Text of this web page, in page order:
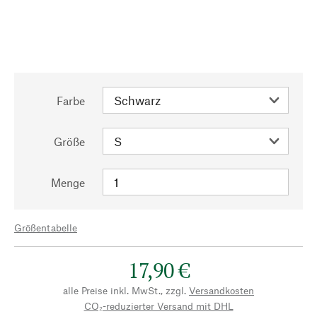
Farbe
Größe
Menge
Größentabelle
17,90 €
alle Preise inkl. MwSt., zzgl. Versandkosten
CO₂-reduzierter Versand mit DHL